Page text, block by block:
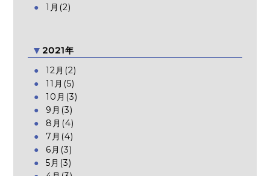
1月(2)
2021年
12月(2)
11月(5)
10月(3)
9月(3)
8月(4)
7月(4)
6月(3)
5月(3)